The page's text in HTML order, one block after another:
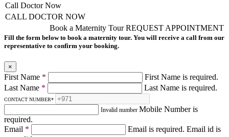
Call Doctor Now
CALL DOCTOR NOW
REQUEST APPOINTMENT
Book a Maternity Tour
Fill the form below to book a maternity tour. You will receive a call from our
representative to confirm your booking.
×
First Name *
First Name is required.
Last Name * Last Name is required.
CONTACT NUMBER*
Invalid number Mobile Number is
required.
Email * Email is required. Email id is